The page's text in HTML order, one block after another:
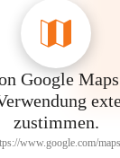
Google
zustimmen.
www.google.com/maps